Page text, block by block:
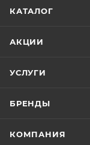
КАТАЛОГ
АКЦИИ
УСЛУГИ
БРЕНДЫ
КОМПАНИЯ